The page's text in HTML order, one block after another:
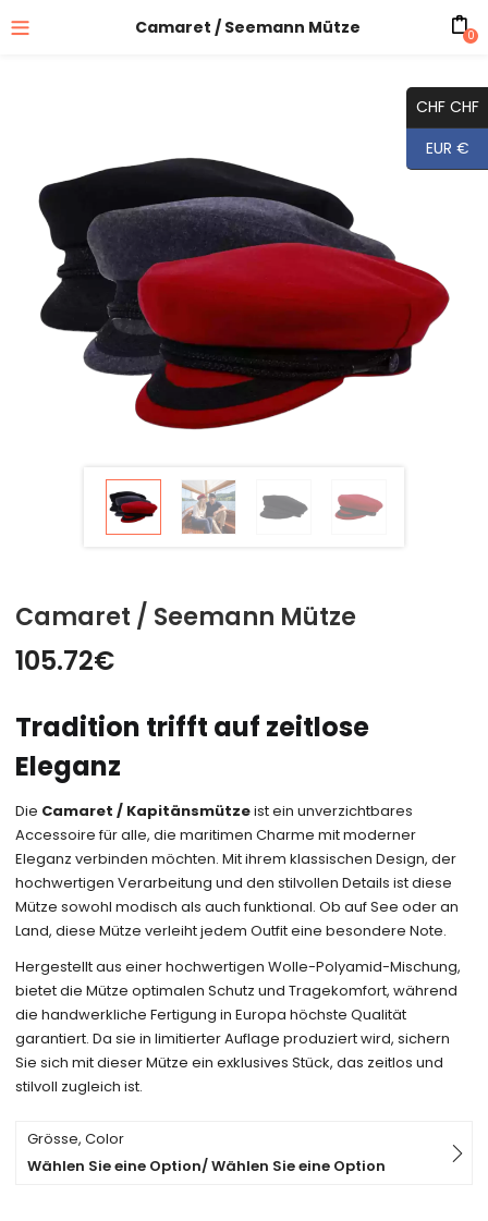
Camaret / Seemann Mütze 0
Camaret / Seemann Mütze
105.72€
Tradition trifft auf zeitlose
Eleganz
Die Camaret / Kapitänsmützeist ein unverzichtbares
Accessoire für alle, die maritimen Charme mit moderner
Eleganz verbinden möchten. Mit ihrem klassischen Design, der
hochwertigen Verarbeitung und den stilvollen Details ist diese
Mütze sowohl modisch als auch funktional. Ob auf See oder an
Land, diese Mütze verleiht jedem Outfit eine besondere Note.
Hergestellt aus einer hochwertigen Wolle-Polyamid-Mischung,
bietet die Mütze optimalen Schutz und Tragekomfort, während
die handwerkliche Fertigung in Europa höchste Qualität
garantiert. Da sie in limitierter Auflage produziert wird, sichern
Sie sich mit dieser Mütze ein exklusives Stück, das zeitlos und
stilvoll zugleich ist.
Grösse, Color
Wählen Sie eine Option/ Wählen Sie eine Option
CHF CHF
EUR €